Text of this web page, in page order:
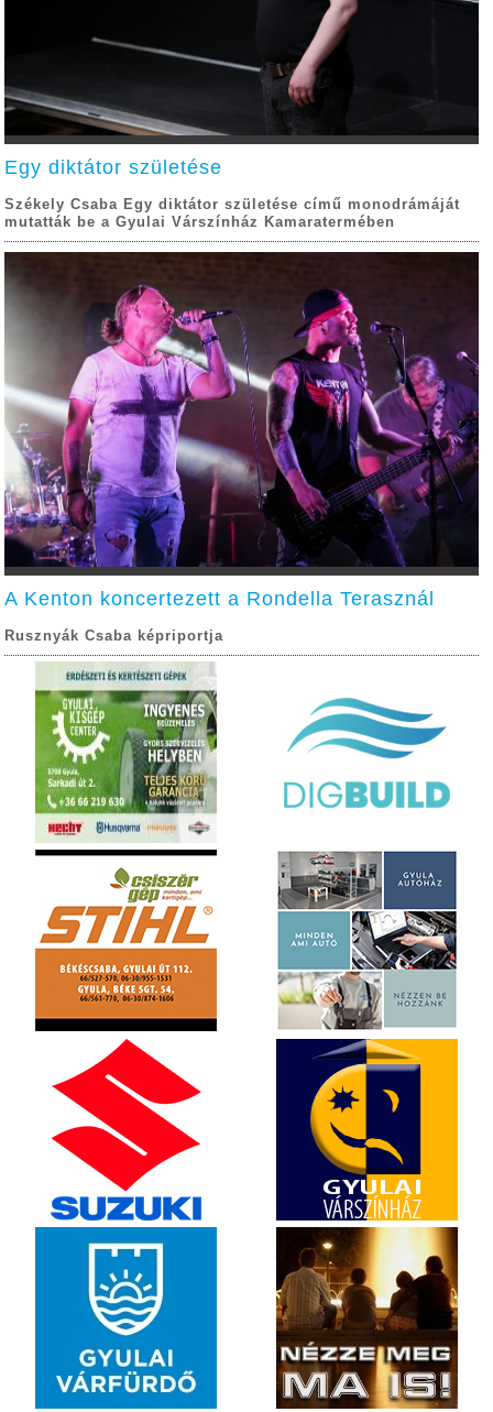
Egy diktátor születése
Székely Csaba Egy diktátor születése című monodrámáját
mutatták be a Gyulai Várszínház Kamaratermében
A Kenton koncertezett a Rondella Terasznál
Rusznyák Csaba képriportja